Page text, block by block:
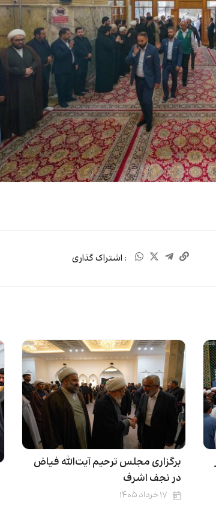
: اشتراک گذاری
برگزاری مجلس ترحیم آیت‌الله فیاض
در نجف‌ اشرف
۱۷ خرداد ۱۴۰۵